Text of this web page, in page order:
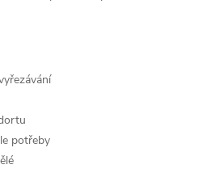
potřeby